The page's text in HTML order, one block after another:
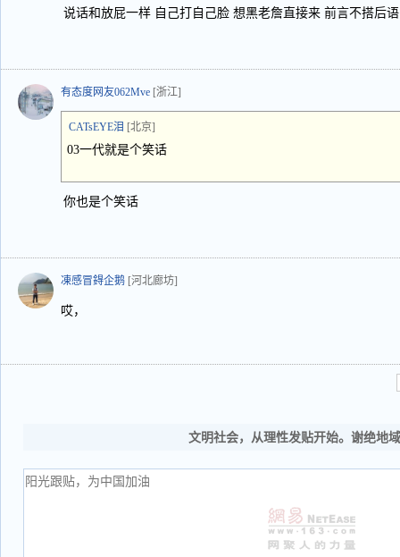
说话和放屁一样 自己打自己脸 想黑老詹直接来 前言不搭后语
有态度网友062Mve [浙江]
CATsEYE泪 [北京]
03一代就是个笑话
你也是个笑话
凍感冒鍀企鹅 [河北廊坊]
哎，
文明社会，从理性发贴开始。谢绝地